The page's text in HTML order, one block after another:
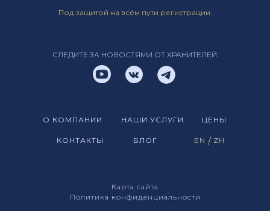
СЛЕДИТЕ ЗА НОВОСТЯМИ ОТ ХРАНИТЕЛЕЙ:
О КОМПАНИИ
Под защитой на всём пути регистрации.
Политика конфиденциальности
НАШИ УСЛУГИ ЦЕНЫ
БЛОГ
КОНТАКТЫ EN ZH
/
Карта сайта